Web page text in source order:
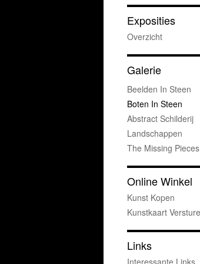
Exposities
Overzicht
Galerie
Beelden In Steen
Boten In Steen
Abstract Schilderij
Landschappen
The Missing Pieces
Online Winkel
Kunst Kopen
Kunstkaart
Links
Interessante Links